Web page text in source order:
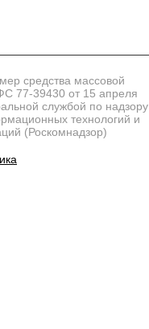
средства массовой
77-39430 от 15 апреля
службой по надзору
технологий и
(Роскомнадзор)